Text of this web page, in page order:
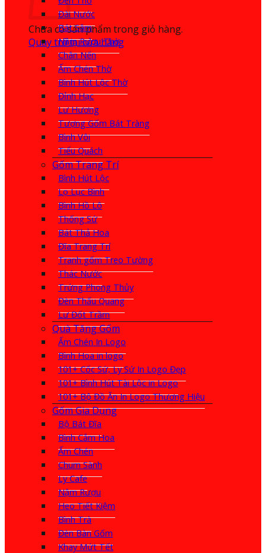
Chưa có sản phẩm trong giỏ hàng.
Quay trở lại cửa hàng
Đài Nước
Bát Sâm
Nậm Rượu Thờ
Chân Nến
Ấm Chén Thờ
Bình Hút Lộc Thờ
Đỉnh Hạc
Lư Hương
Tượng Gốm Bát Tràng
Bình Vôi
Tiểu Quách
Gốm Trang Trí
Bình Hút Lộc
Lọ Lục Bình
Bình Hồ Lô
Thống Sứ
Bát Thả Hoa
Đĩa Trang Trí
Tranh gốm Treo Tường
Thác Nước
Trứng Phong Thủy
Đèn Thấu Quang
Lư Đốt Trầm
Quà Tặng Gốm
Ấm Chén In Logo
Bình Hoa in logo
101+ Cốc Sứ, Ly Sứ In Logo Đẹp
101+ Bình Hút Tài Lộc in Logo
101+ Bộ Đồ Ăn In Logo Thương Hiệu
Gốm Gia Dụng
Bộ Bát Đĩa
Bình Cắm Hoa
Ấm Chén
Chum Sành
Ly Cafe
Nậm Rượu
Heo Tiết Kiệm
Bình Trà
Đèn Bàn Gốm
Khay Mứt Tết